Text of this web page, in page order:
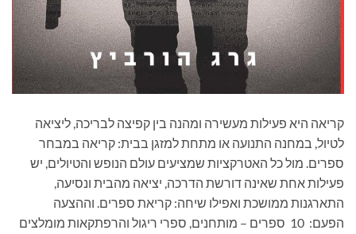
קריאה היא פעילות מעשירה ומהנה בין קפיצה לבריכה, ליציאה
לטיול, במחנה התנועה או מתחת למזגן בבית: קריאה במבחר
ספרים. מול כל האטרקציות שמציעים עולם הנופש והטיולים, יש
פעילות אחת שאינה דורשת הדרכה, יציאה מהבית ונסיעה,
התארגנות ממושכת ואפילו שיחה: קריאת ספרים. וההצעה
הפעם: 10 ספרים – מותחנים, ספרי ריגול והרפתקאות מומלצים